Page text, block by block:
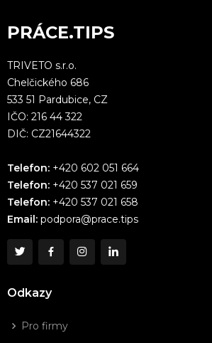
PRÁCE.TIPS
TRIVETO s.r.o.
Chelčického 686
533 51 Pardubice, CZ
IČO: 216 44 322
DIČ: CZ21644322
Telefon: +420 602 051 664
Telefon: +420 537 021 659
Telefon: +420 537 021 658
Email: podpora@prace.tips
Odkazy
Pro firmy